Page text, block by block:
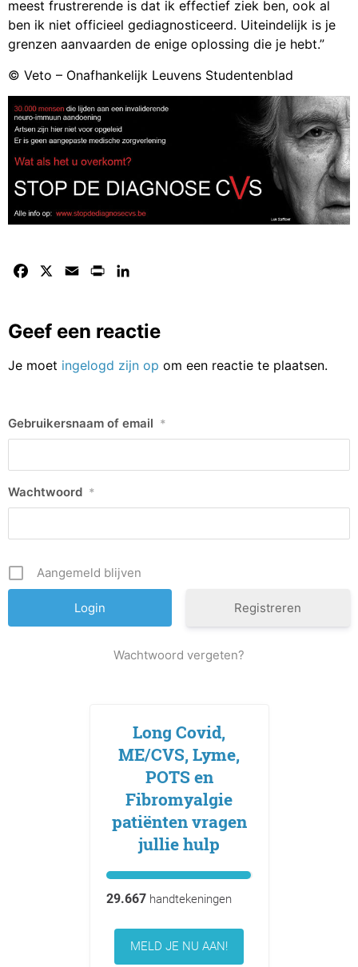
meest frustrerende is dat ik effectief ziek ben, ook al
ben ik niet officieel gediagnosticeerd. Uiteindelijk is je
grenzen aanvaarden de enige oplossing die je hebt.”
© Veto – Onafhankelijk Leuvens Studentenblad
Facebook Email Print
Geef een reactie
Je moet ingelogd zijn op om een reactie te plaatsen.
Gebruikersnaam of email *
Wachtwoord *
Aangemeld blijven
Registreren
Wachtwoord vergeten?
Long Covid,
ME/CVS, Lyme,
POTS en
Fibromyalgie
patiënten vragen
jullie hulp
29.667handtekeningen
MELD JE NU AAN!